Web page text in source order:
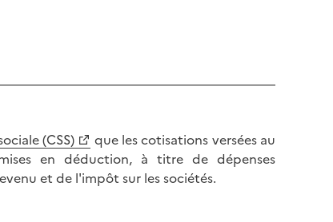
(CSS)
que les cotisations versées au
en déduction, à titre de dépenses
et de l'impôt sur les sociétés.